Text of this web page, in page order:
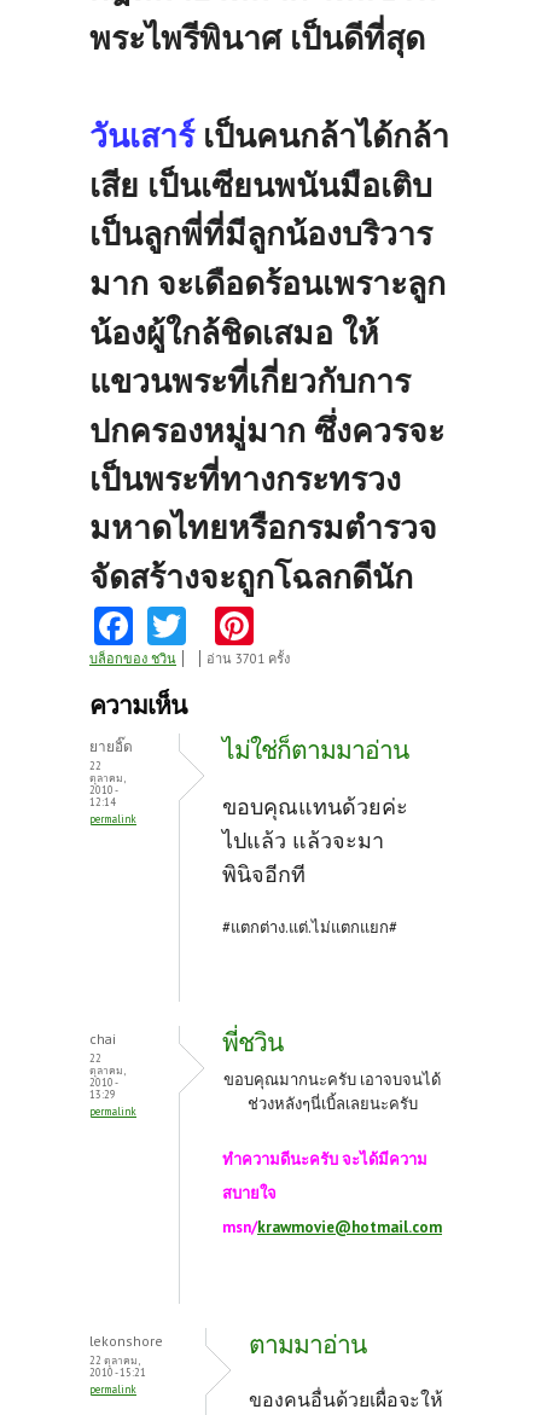
พระไพรีพินาศ เป็นดีที่สุด
วันเสาร์ เป็นคนกล้าได้กล้า
เสีย เป็นเซียนพนันมือเติบ
เป็นลูกพี่ที่มีลูกน้องบริวาร
มาก จะเดือดร้อนเพราะลูก
น้องผู้ใกล้ชิดเสมอ ให้
แขวนพระที่เกี่ยวกับการ
ปกครองหมู่มาก ซึ่งควรจะ
เป็นพระที่ทางกระทรวง
มหาดไทยหรือกรมตำรวจ
จัดสร้างจะถูกโฉลกดีนัก
Fa
ce
b
k
w
itt
nt
es
t
บล็อกของ ชวิน อ่าน 3701 ครั้ง
ความเห็น
ยายอิ๊ด
22
ตุลาคม,
2010 -
12:14
permalink
ไม่ใช่ก็ตามมาอ่าน
ขอบคุณแทนด้วยค่ะ
ไปแล้ว แล้วจะมา
พินิจอีกที
#แตกต่าง.แต่.ไม่แตกแยก#
chai
22
ตุลาคม,
2010 -
13:29
permalink
พี่ชวิน
ขอบคุณมากนะครับ เอาจบจนได้
ช่วงหลังๆนี่เบิ้ลเลยนะครับ
ทำความดีนะครับ จะได้มีความ
สบายใจ
msn/krawmovie@hotmail.com
lekonshore
22 ตุลาคม,
2010 - 15:21
permalink
ตามมาอ่าน
ของคนอื่นด้วยเผื่อจะให้